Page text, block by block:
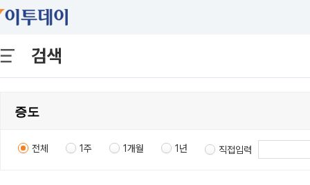
검색
전체 1주 1개월 1년 직접입력